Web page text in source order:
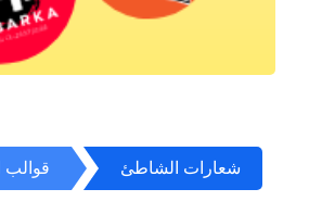
قوالب شعارات الشاطئ